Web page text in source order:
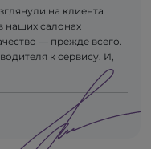
на клиента
наших салонах
— прежде всего.
к сервису. И,